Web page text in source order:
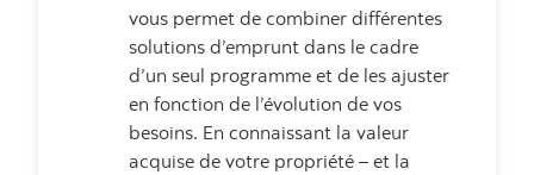
vous permet de combiner différentes
solutions d’emprunt dans le cadre
d’un seul programme et de les ajuster
en fonction de l’évolution de vos
besoins. En connaissant la valeur
acquise de votre propriété – et la